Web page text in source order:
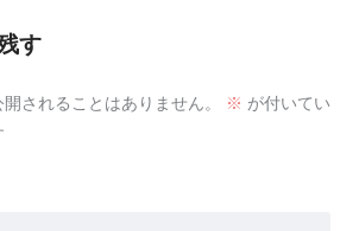
す
されることはありません。 ※ が付いてい